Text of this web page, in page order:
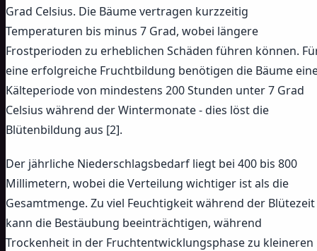
Grad Celsius. Die Bäume vertragen kurzzeitig
Temperaturen bis minus 7 Grad, wobei längere
Frostperioden zu erheblichen Schäden führen können.
eine erfolgreiche Fruchtbildung benötigen die Bäume
Kälteperiode von mindestens 200 Stunden unter 7 Grad
Celsius während der Wintermonate - dies löst die
Blütenbildung aus [2].
Der jährliche Niederschlagsbedarf liegt bei 400 bis 800
Millimetern, wobei die Verteilung wichtiger ist als die
Gesamtmenge. Zu viel Feuchtigkeit während der Blütezeit
kann die Bestäubung beeinträchtigen, während
Trockenheit in der Fruchtentwicklungsphase zu kleineren